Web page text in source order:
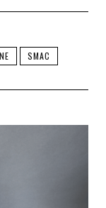
SMAC